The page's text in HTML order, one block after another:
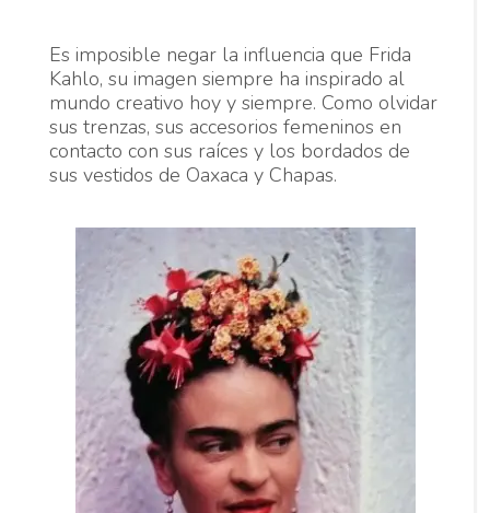
Es imposible negar la influencia que Frida
Kahlo, su imagen siempre ha inspirado al
mundo creativo hoy y siempre. Como olvidar
sus trenzas, sus accesorios femeninos en
contacto con sus raíces y los bordados de
sus vestidos de Oaxaca y Chapas.